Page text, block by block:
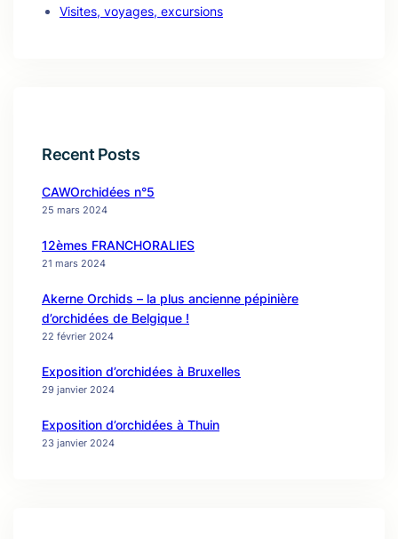
Visites, voyages, excursions
Recent Posts
CAWOrchidées n°5
25 mars 2024
12èmes FRANCHORALIES
21 mars 2024
Akerne Orchids – la plus ancienne pépinière
d’orchidées de Belgique !
22 février 2024
Exposition d’orchidées à Bruxelles
29 janvier 2024
Exposition d’orchidées à Thuin
23 janvier 2024